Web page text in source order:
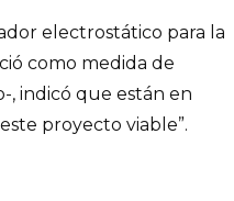
electrostático para la
como medida de
, indicó que están en
proyecto viable”.